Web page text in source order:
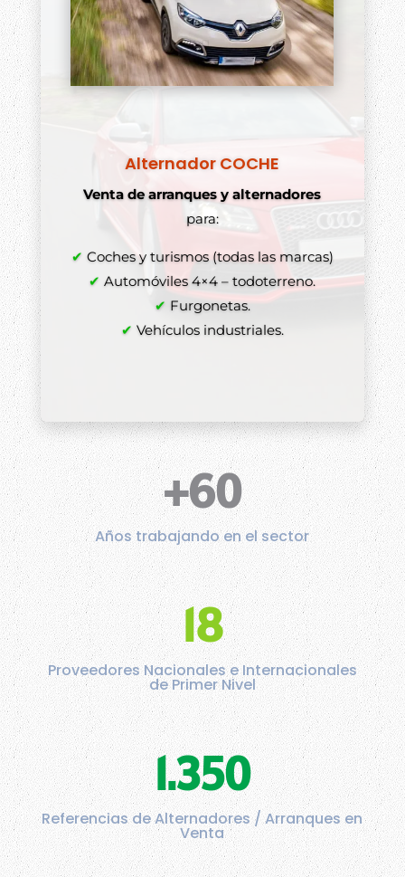
Alternador COCHE
Venta de arranques y alternadores
para:
✔ Coches y turismos (todas las marcas)
✔ Automóviles 4×4 – todoterreno.
✔ Furgonetas.
✔ Vehículos industriales.
+60
Años trabajando en el sector
18
Proveedores Nacionales e Internacionales
de Primer Nivel
1.350
Referencias de Alternadores / Arranques en
Venta